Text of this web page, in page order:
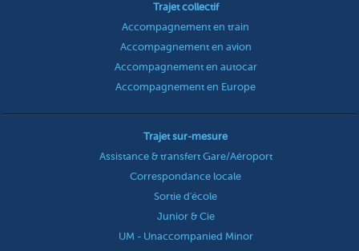
Trajet collectif
Accompagnement en train
Accompagnement en avion
Accompagnement en autocar
Accompagnement en Europe
Trajet sur-mesure
Assistance & transfert Gare/Aéroport
Correspondance locale
Sortie d'école
Junior & Cie
UM - Unaccompanied Minor